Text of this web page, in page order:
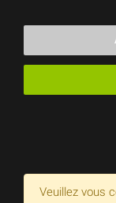
Veuillez vous